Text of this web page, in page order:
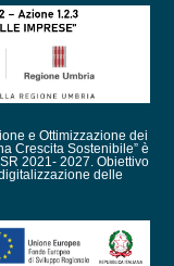
e Ottimizzazione dei
Crescita Sostenibile” è
2021- 2027. Obiettivo
delle